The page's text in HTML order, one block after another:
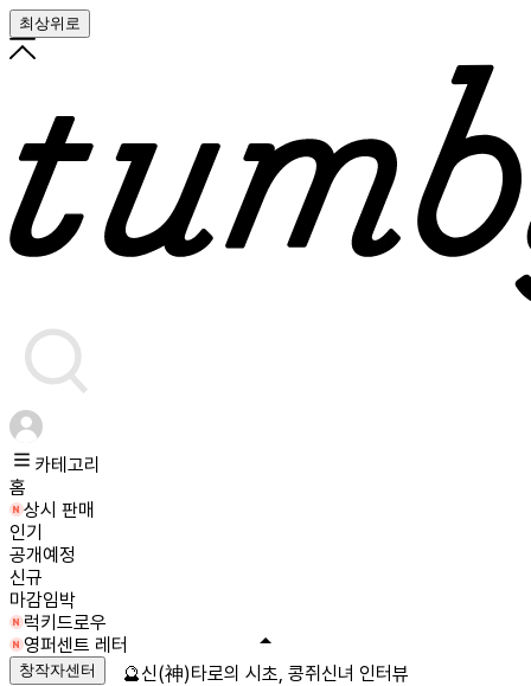
최상위로
카테고리
홈
상시 판매
인기
공개예정
신규
마감임박
럭키드로우
영퍼센트 레터
창작자센터 🔮신(神)타로의 시초, 콩쥐신녀 인터뷰